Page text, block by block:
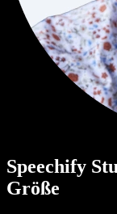
Speechify
Größe